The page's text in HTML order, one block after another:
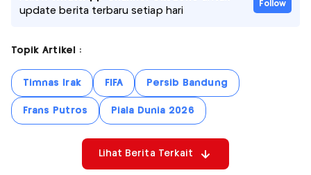
update berita terbaru setiap hari
Follow
Topik Artikel :
Timnas Irak FIFA Persib Bandung
Frans Putros Piala Dunia 2026
Lihat Berita Terkait